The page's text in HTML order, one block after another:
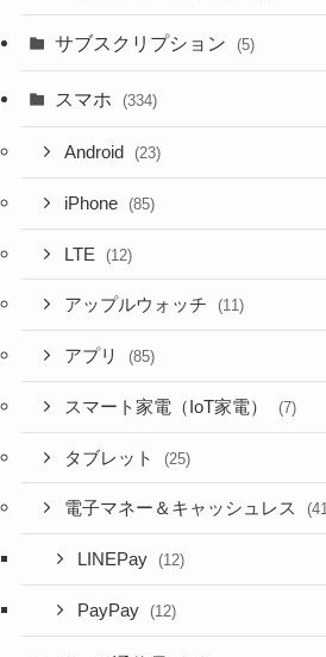
サブスクリプション (5)
スマホ (334)
Android (23)
iPhone (85)
LTE (12)
アップルウォッチ (11)
アプリ (85)
スマート家電（IoT家電） (7)
タブレット (25)
電子マネー＆キャッシュレス
LINEPay (12)
PayPay (12)